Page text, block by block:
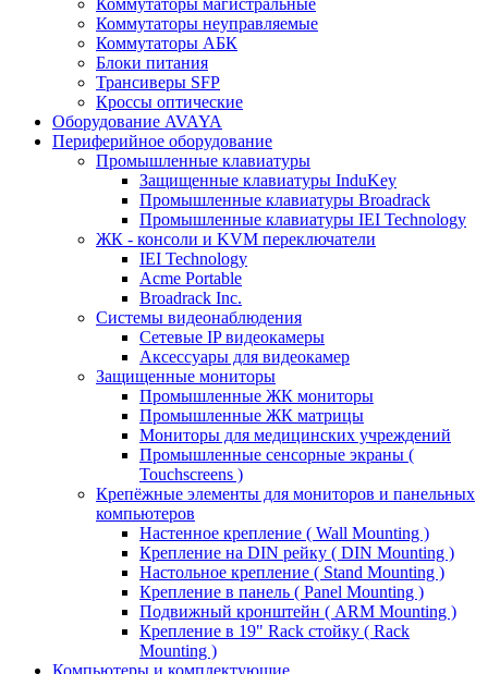
Коммутаторы магистральные
Коммутаторы неуправляемые
Коммутаторы АБК
Блоки питания
Трансиверы SFP
Кроссы оптические
Оборудование AVAYA
Периферийное оборудование
Промышленные клавиатуры
Защищенные клавиатуры InduKey
Промышленные клавиатуры Broadrack
Промышленные клавиатуры IEI Technology
ЖК - консоли и KVM переключатели
IEI Technology
Acme Portable
Broadrack Inc.
Системы видеонаблюдения
Сетевые IP видеокамеры
Аксессуары для видеокамер
Защищенные мониторы
Промышленные ЖК мониторы
Промышленные ЖК матрицы
Мониторы для медицинских учреждений
Промышленные сенсорные экраны (
Touchscreens )
Крепёжные элементы для мониторов и панельных
компьютеров
Настенное крепление ( Wall Mounting )
Крепление на DIN рейку ( DIN Mounting )
Настольное крепление ( Stand Mounting )
Крепление в панель ( Panel Mounting )
Подвижный кронштейн ( ARM Mounting )
Крепление в 19" Rack стойку ( Rack
Mounting )
Компьютеры и комплектующие